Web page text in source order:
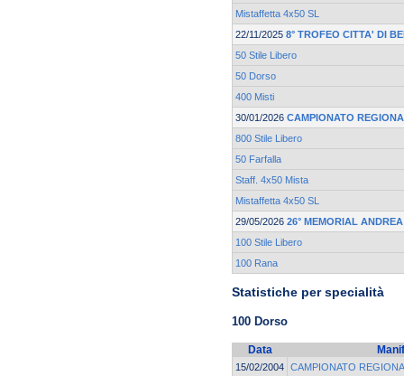
Mistaffetta 4x50 SL
22/11/2025 8° TROFEO CITTA' DI
50 Stile Libero
50 Dorso
400 Misti
30/01/2026 CAMPIONATO
800 Stile Libero
50 Farfalla
Staff. 4x50 Mista
Mistaffetta 4x50 SL
29/05/2026 26° MEMORIAL
100 Stile Libero
100 Rana
Statistiche per specialità
100 Dorso
Data
15/02/2004 CAMPIONATO